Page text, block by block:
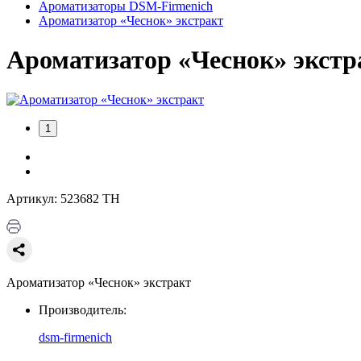
Ароматизаторы DSM-Firmenich
Ароматизатор «Чеснок» экстракт
Ароматизатор «Чеснок»
1
Артикул: 523682 ТН
Ароматизатор «Чеснок» экстракт
Производитель:
dsm-firmenich